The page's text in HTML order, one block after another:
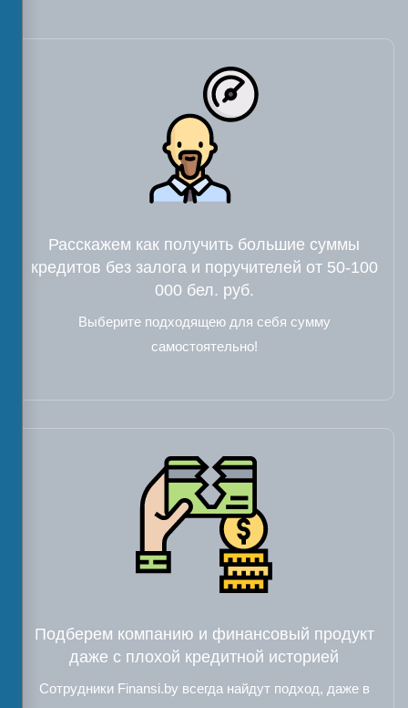
Расскажем как получить большие суммы
кредитов без залога и поручителей от 50-100
000 бел. руб.
Выберите подходящею для себя сумму
самостоятельно!
Подберем компанию и финансовый продукт
даже с плохой кредитной историей
Сотрудники Finansi.by всегда найдут подход, даже в